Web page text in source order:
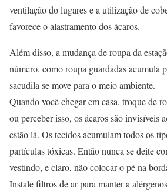
ventilação do lugares e a utilização de
favorece o alastramento dos ácaros.
Além disso, a mudança de roupa da
número, como roupa guardadas acumula
sacudila se move para o meio ambiente.
Quando você chegar em casa, troque de
ou perceber isso, os ácaros são invisíveis
estão lá. Os tecidos acumulam todos os
partículas tóxicas. Então nunca se deite
vestindo, e claro, não colocar o pé na
Instale filtros de ar para manter a